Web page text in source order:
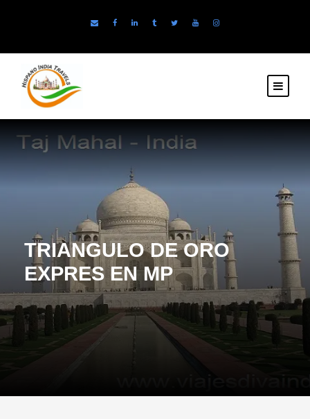
TRIANGULO DE ORO
EXPRES EN MP